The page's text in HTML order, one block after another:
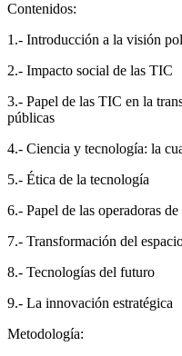
Contenidos:
1.- Introducción a la visión
2.- Impacto social de las TIC
3.- Papel de las TIC en la
públicas
4.- Ciencia y tecnología: la
5.- Ética de la tecnología
6.- Papel de las operadoras
7.- Transformación del
8.- Tecnologías del futuro
9.- La innovación estratégica
Metodología: